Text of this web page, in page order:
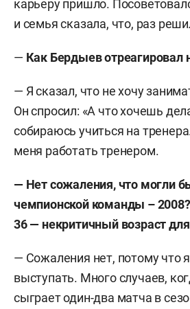
карьеру пришло.
и семья сказала, что, раз
— Как Бердыев отреагировал
— Я сказал, что не хочу
Он спросил: «А что хочешь
собираюсь учиться на
меня работать тренером.
— Нет сожаления, что могли
чемпионской команды –
36 — некритичный возраст
— Сожаления нет, потому что
выступать. Много случаев,
сыграет один-два матча в